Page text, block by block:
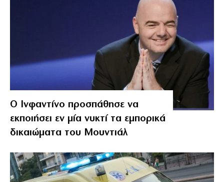
Ο Ινφαντίνο προσπάθησε να
εκποιήσει εν μία νυκτί τα εμπορικά
δικαιώματα του Μουντιάλ